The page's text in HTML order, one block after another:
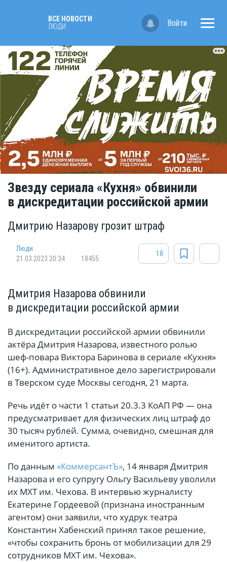
ВСЕ НОВОСТИ
ЛЮДИ
Войти
Звезду сериала «Кухня» обвинили
в дискредитации российской армии
Дмитрию Назарову грозит штраф
Люди
21.03.2023 20:34
18455
18
Дмитрия Назарова обвинили
в дискредитации российской армии
В дискредитации российской армии обвинили
актёра Дмитрия Назарова, известного ролью
шеф-повара Виктора Баринова в сериале «Кухня»
(16+). Административное дело зарегистрировали
в Тверском суде Москвы сегодня, 21 марта.
Речь идёт о части 1 статьи 20.3.3 КоАП РФ — она
предусматривает для физических лиц штраф до
30 тысяч рублей. Сумма, очевидно, смешная для
именитого артиста.
По данным «КоммерсантЪ», 14 января Дмитрия
Назарова и его супругу Ольгу Васильеву уволили
их МХТ им. Чехова. В интервью журналисту
Екатерине Гордеевой (признана иностранным
агентом) они заявили, что худрук театра
Константин Хабенский принял такое решение,
«чтобы сохранить бронь от мобилизации для 29
сотрудников МХТ им. Чехова».